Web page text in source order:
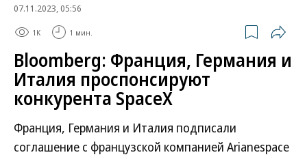
07.11.2023, 05:56
1K 1 мин.
Bloomberg: Франция, Германия и
Италия проспонсируют
конкурента SpaceX
Франция, Германия и Италия подписали
соглашение с французской компанией Arianespace